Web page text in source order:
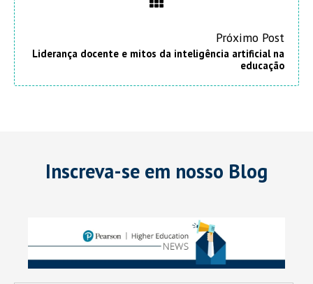
Próximo Post
Liderança docente e mitos da inteligência artificial na
educação
Inscreva-se em nosso Blog